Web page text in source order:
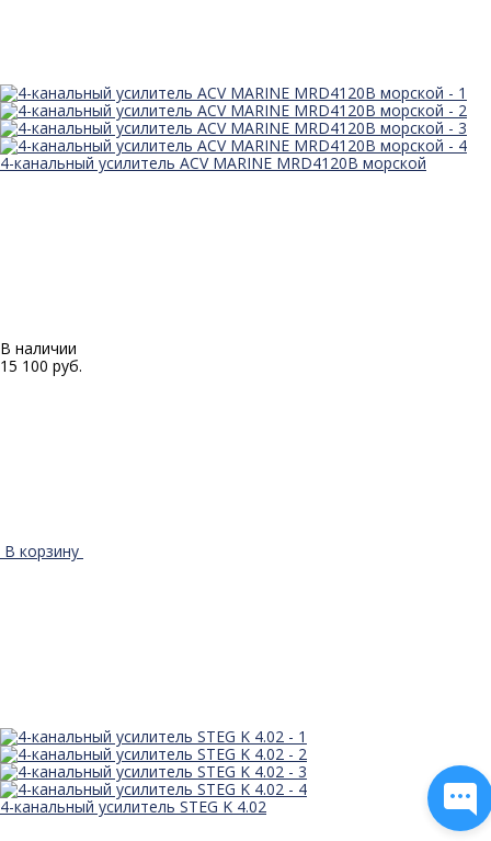
4-канальный усилитель ACV MARINE MRD4120B морской
В наличии
15 100 руб.
В корзину
4-канальный усилитель STEG K 4.02